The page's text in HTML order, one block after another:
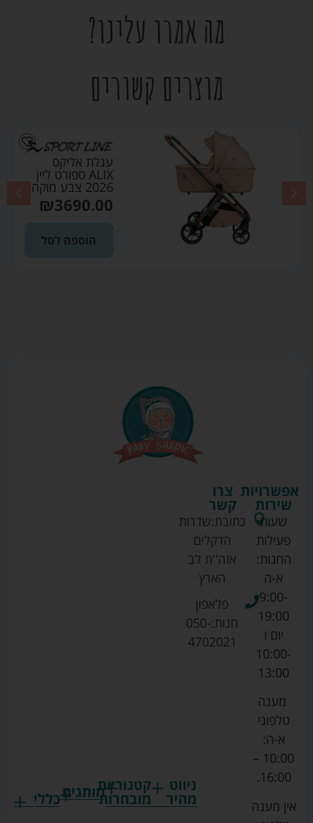
מה אמרו עלינו?
מוצרים קשורים
עגלת אליקס
ALIX ספורט ליין
2026 צבע מוקה
₪3690.00
הוספה לסל
ניווט
מהיר
קטגוריות
מובחרותמותגים
גרקו
כללי
צרו
קשר
כתובת:שדרות
הדקלים
אזה''ת לב
הארץ
פלאפון
חנות:050-
4702021
אפשרויות
שירות
שעות
פעילות
החנות:
א-ה
9:00-
19:00
יום ו
10:00-
13:00
מענה
טלפוני
א-ה:
10:00 –
16:00.
אין מענה